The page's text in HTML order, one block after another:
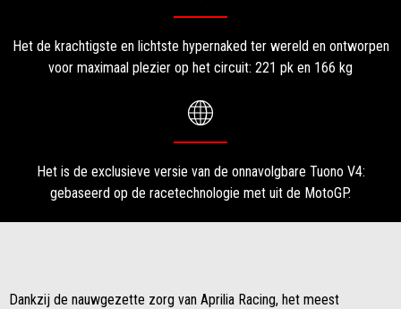
Het de krachtigste en lichtste hypernaked ter wereld en ontworpen
voor maximaal plezier op het circuit: 221 pk en 166 kg
Het is de exclusieve versie van de onnavolgbare Tuono V4:
gebaseerd op de racetechnologie met uit de MotoGP.
Dankzij de nauwgezette zorg van Aprilia Racing, het meest